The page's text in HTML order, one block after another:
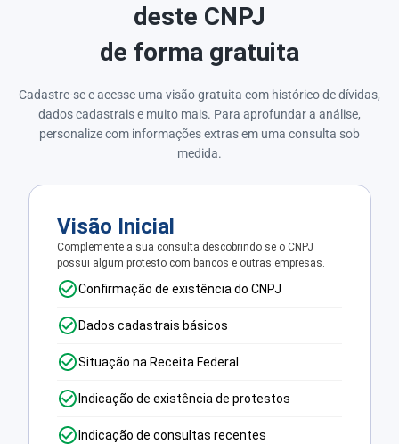
deste CNPJ
de forma gratuita
Cadastre-se e acesse uma visão gratuita com histórico de dívidas,
dados cadastrais e muito mais. Para aprofundar a análise,
personalize com informações extras em uma consulta sob
medida.
Visão Inicial
Complemente a sua consulta descobrindo se o CNPJ
possui algum protesto com bancos e outras empresas.
Confirmação de existência do CNPJ
Dados cadastrais básicos
Situação na Receita Federal
Indicação de existência de protestos
Indicação de consultas recentes